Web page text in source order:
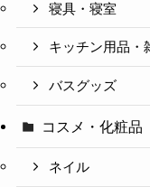
寝具・寝室
キッチン用品・
バスグッズ
コスメ・化粧品
ネイル